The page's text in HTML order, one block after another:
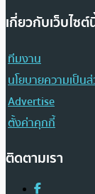
เกี่ยวกับเว็บไซต์
ทีมงาน
นโยบายความเป็น
Advertise
ตั้งค่าคุกกี้
ติดตามเรา